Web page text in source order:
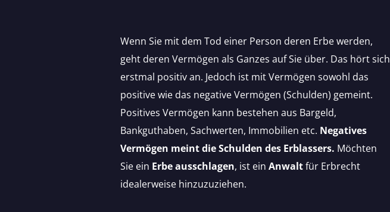
Wenn Sie mit dem Tod einer Person deren Erbe werden,
geht deren Vermögen als Ganzes auf Sie über. Das hört sich
erstmal positiv an. Jedoch ist mit Vermögen sowohl das
positive wie das negative Vermögen (Schulden) gemeint.
Positives Vermögen kann bestehen aus Bargeld,
Bankguthaben, Sachwerten, Immobilien etc. Negatives
Vermögen meint die Schulden des Erblassers. Möchten
Sie ein Erbe ausschlagen, ist ein Anwaltfür Erbrecht
idealerweise hinzuzuziehen.